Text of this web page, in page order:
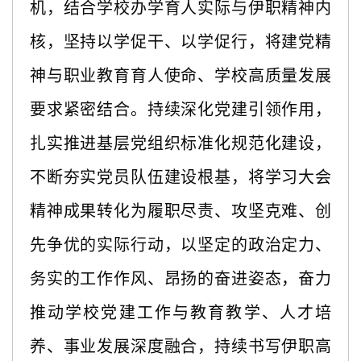
机，结合学校办学育人实际与伊职精神内
核，坚持以学促干、以学促行，将建党精
神与职业教育育人使命、学校高质量发展
要求紧密结合。持续深化党建引领作用，
扎实推进基层党组织标准化规范化建设，
不断夯实党员队伍建设根基，将学习大会
精神成果转化为履职尽责、攻坚克难、创
先争优的实际行动，以坚定的政治定力、
务实的工作作风、昂扬的奋进姿态，奋力
推动学校党建工作与教育教学、人才培
养、事业发展深度融合，持续书写伊职高